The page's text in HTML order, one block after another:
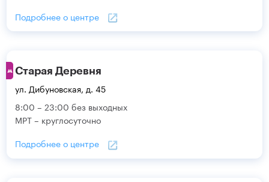
Подробнее о центре
Старая Деревня
ул. Дибуновская, д. 45
8:00 – 23:00 без выходных
МРТ – круглосуточно
Подробнее о центре